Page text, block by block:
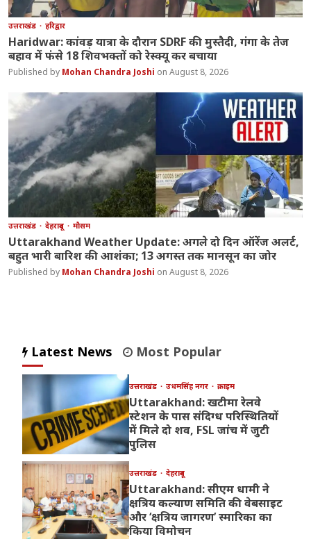
उत्तराखंड हरिद्वार
Haridwar: कांवड़ यात्रा के दौरान SDRF की मुस्तैदी, गंगा के तेज
बहाव में फंसे 18 शिवभक्तों को रेस्क्यू कर बचाया
Mohan Chandra Joshi August 8, 2026
उत्तराखंड देहरादून मौसम
Uttarakhand Weather Update: अगले दो दिन ऑरेंज अलर्ट,
बहुत भारी बारिश की आशंका; 13 अगस्त तक मानसून का जोर
Mohan Chandra Joshi August 8, 2026
Latest News Most Popular
उत्तराखंड उधमसिंह नगर क्राइम
Uttarakhand: खटीमा रेलवे
स्टेशन के पास संदिग्ध परिस्थितियों
में मिले दो शव, FSL जांच में जुटी
पुलिस
उत्तराखंड देहरादून
Uttarakhand: सीएम धामी ने
क्षत्रिय कल्याण समिति की वेबसाइट
और ‘क्षत्रिय जागरण’ स्मारिका का
किया विमोचन